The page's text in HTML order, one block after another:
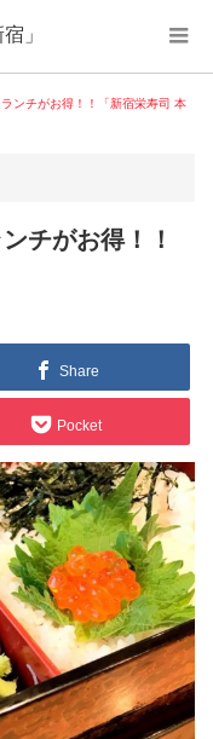
」
ンチがお得！！「新宿栄寿司 本
チがお得！！
Share
Pocket